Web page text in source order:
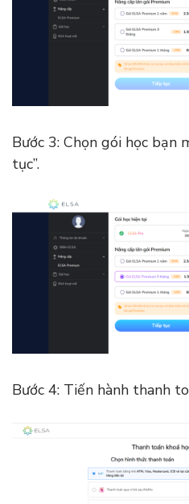
Bước 3: Chọn gói học bạn
tục”.
Bước 4: Tiến hành thanh